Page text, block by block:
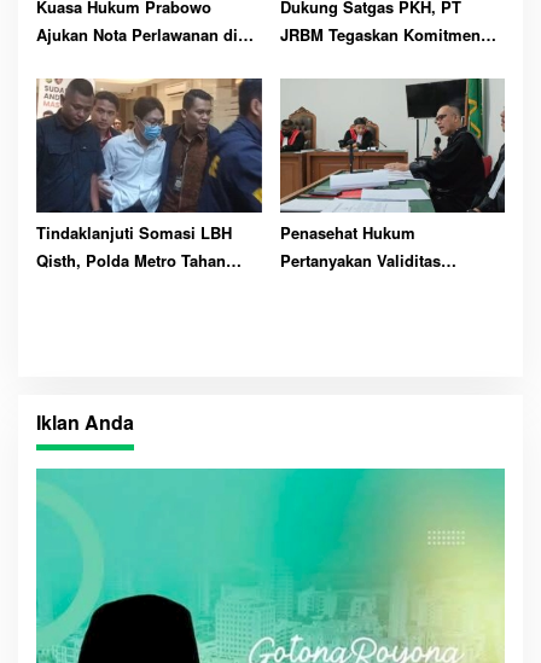
Kuasa Hukum Prabowo
Ajukan Nota Perlawanan di
Dukung Satgas PKH, PT
JRBM Tegaskan Komitmen
Tindaklanjuti Somasi LBH
Qisth, Polda Metro Tahan
Penasehat Hukum
Pertanyakan Validitas
Iklan Anda